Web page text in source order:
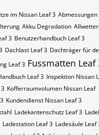
im Nissan Leaf 3
Akku Degradation
3 Benutzerhandbuch Leaf 3
Dachlast Leaf 3 Dachträger für
Leaf 3 Fussmatten Leaf
Leaf 3 Inspektion Nissan
Kofferraumvolumen Nissan Leaf
Kundendienst Nissan Leaf 3
Ladekantenschutz Leaf 3
Ladestation Leaf 3 Ladesäule Leaf